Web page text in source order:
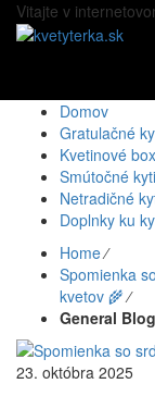
Vitajte v
Domov
Gratulačné
Kvetinové
Smútočné
Netradičné
Doplnky ku
Home⁄
Spomienka
kvetov 🌾⁄
General Blog
23. októbra 2025